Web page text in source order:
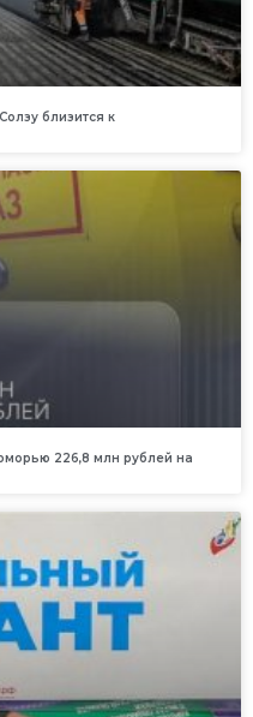
близится к
226,8 млн рублей на